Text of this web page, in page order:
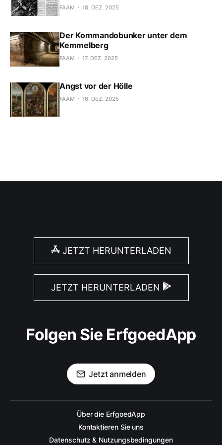
FAAM 18. DEZ. 2025
Der Kommandobunker unter dem
Kemmelberg
FAAM 17. DEZ. 2025
Angst vor der Hölle
FAAM 16. DEZ. 2025
JETZT HERUNTERLADEN
JETZT HERUNTERLADEN
Folgen Sie ErfgoedApp
Jetzt anmelden
Über die ErfgoedApp
Kontaktieren Sie uns
Datenschutz & Nutzungsbedingungen